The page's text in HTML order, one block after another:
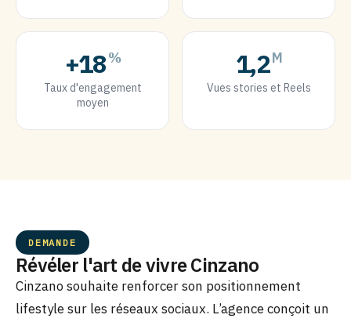
+18%
Taux d'engagement
moyen
1,2M
Vues stories et Reels
DEMANDE
Révéler l'art de vivre Cinzano
Cinzano souhaite renforcer son positionnement
lifestyle sur les réseaux sociaux. L’agence conçoit un